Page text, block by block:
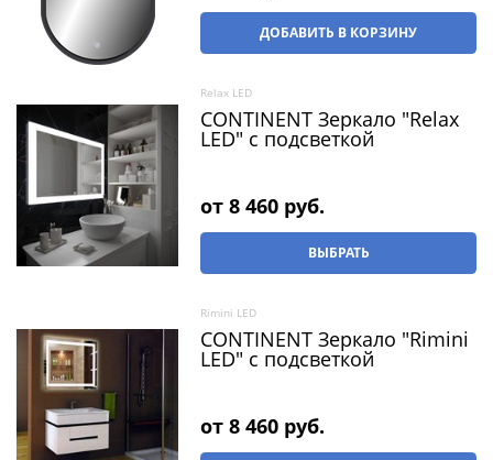
ДОБАВИТЬ В КОРЗИНУ
Relax LED
CONTINENT Зеркало "Relax
LED" c подсветкой
от8 460 руб.
ВЫБРАТЬ
Rimini LED
CONTINENT Зеркало "Rimini
LED" с подсветкой
от8 460 руб.